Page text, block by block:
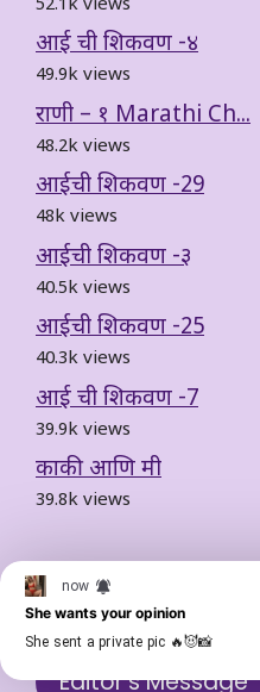
आई ची शिकवण -४
49.9k views
राणी – १ Marathi Ch...
48.2k views
आईची शिकवण -29
48k views
आईची शिकवण -३
40.5k views
आईची शिकवण -25
40.3k views
आई ची शिकवण -7
39.9k views
काकी आणि मी
39.8k views
Send Story
Editor's Message